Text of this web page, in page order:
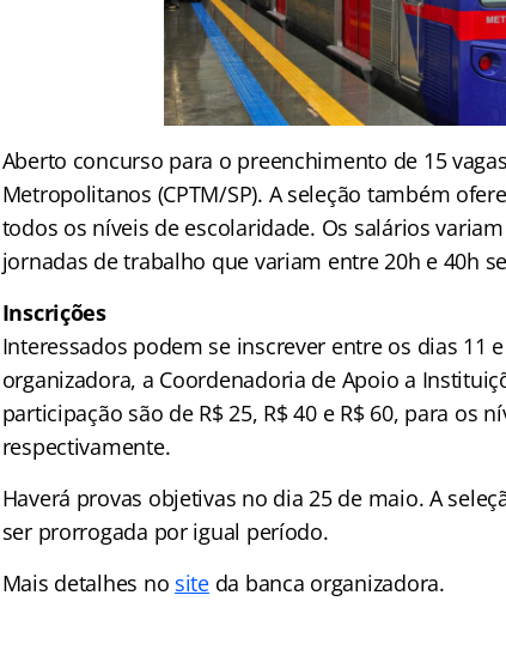
Aberto concurso para o preenchimento de 15
Metropolitanos (CPTM/SP). A seleção também
todos os níveis de escolaridade. Os salários
jornadas de trabalho que variam entre 20h e 40h
Inscrições
Interessados podem se inscrever entre os dias 11
organizadora, a Coordenadoria de Apoio a
participação são de R$ 25, R$ 40 e R$ 60, para os
respectivamente.
Haverá provas objetivas no dia 25 de maio. A
ser prorrogada por igual período.
Mais detalhes no siteda banca organizadora.